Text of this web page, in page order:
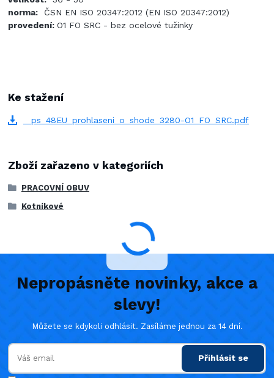
norma: ČSN EN ISO 20347:2012 (EN ISO 20347:2012)
provedení:O1 FO SRC - bez ocelové tužinky
Ke stažení
_ps_48EU_prohlaseni_o_shode_3280-O1_FO_SRC.pdf
Zboží zařazeno v kategoriích
PRACOVNÍ OBUV
Kotníkové
Nepropásněte novinky, akce a
slevy!
Můžete se kdykoli odhlásit. Zasíláme jednou za 14 dní.
Přihlásit se